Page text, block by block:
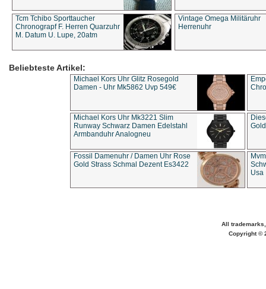
Tcm Tchibo Sporttaucher
Chronograpf F. Herren Quarzuhr
M. Datum U. Lupe, 20atm
Vintage Omega Militäruhr
Herrenuhr
Beliebteste Artikel:
Michael Kors Uhr Glitz Rosegold
Damen - Uhr Mk5862 Uvp 549€
Michael Kors Uhr Mk3221 Slim
Runway Schwarz Damen Edelstahl
Armbanduhr Analogneu
Fossil Damenuhr / Damen Uhr Rose
Gold Strass Schmal Dezent Es3422
Usa
All
Copyright ©